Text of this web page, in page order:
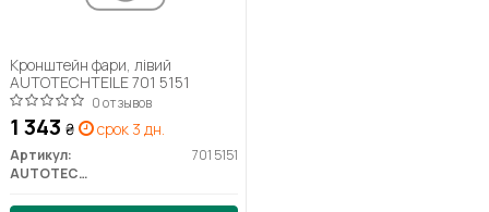
Кронштейн фари, лівий
AUTOTECHTEILE 701 5151
0 отзывов
1 343 ₴ срок 3 дн.
Артикул:
701 5151
AUTOTECHTEILE